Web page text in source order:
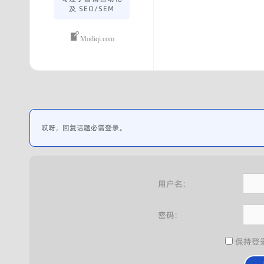
及 SEO/SEM
Modiqi.com
哎呀，回复话题必需登录。
用户名:
密码:
保持登